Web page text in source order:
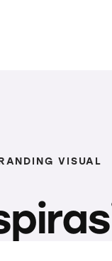
VISUAL